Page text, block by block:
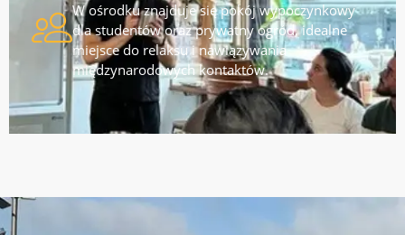
W ośrodku znajduje się pokój wypoczynkowy
dla studentów oraz prywatny ogród, idealne
miejsce do relaksu i nawiązywania
międzynarodowych kontaktów.